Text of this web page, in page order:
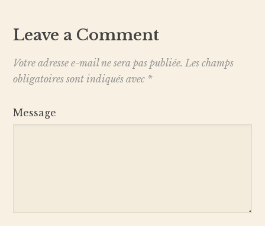
Leave a Comment
Votre adresse e-mail ne sera pas publiée. Les champs
obligatoires sont indiqués avec *
Message